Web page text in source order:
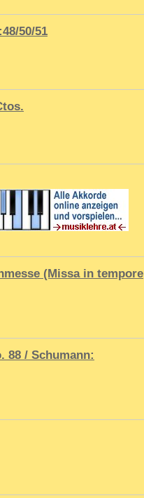
50/51
(Missa in tempore
88 / Schumann: